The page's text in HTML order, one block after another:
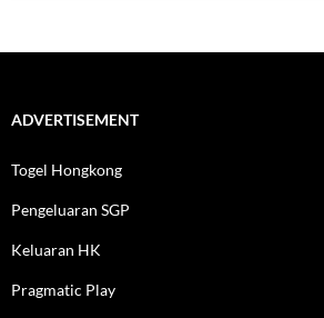
ADVERTISEMENT
Togel Hongkong
Pengeluaran SGP
Keluaran HK
Pragmatic Play